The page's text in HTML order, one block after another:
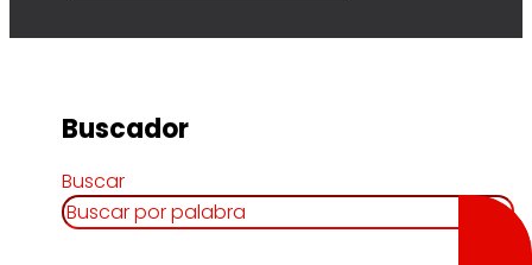
Buscador
Buscar